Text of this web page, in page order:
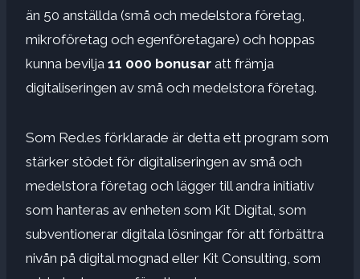
än 50 anställda (små och medelstora företag,
mikroföretag och egenföretagare) och hoppas
kunna bevilja 11 000 bonusar att främja
digitaliseringen av små och medelstora företag.
Som Red.es förklarade är detta ett program som
stärker stödet för digitaliseringen av små och
medelstora företag och lägger till andra initiativ
som hanteras av enheten som Kit Digital, som
subventionerar digitala lösningar för att förbättra
nivån på digital mognad eller Kit Consulting, som